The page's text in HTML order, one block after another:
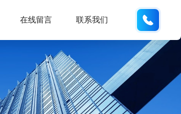
在线留言 联系我们